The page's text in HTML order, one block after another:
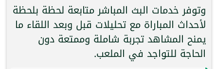
وتوفر خدمات البث المباشر متابعة لحظة بلحظة
لأحداث المباراة مع تحليلات قبل وبعد اللقاء ما
يمنح المشاهد تجربة شاملة وممتعة دون
الحاجة للتواجد في الملعب.